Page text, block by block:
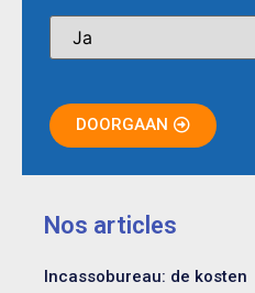
DOORGAAN
Nos articles
Incassobureau: de kosten